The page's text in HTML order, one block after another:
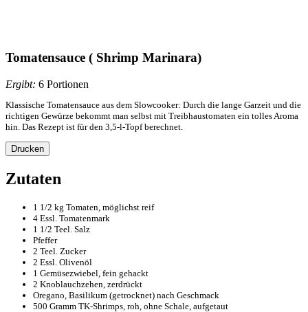
Tomatensauce ( Shrimp Marinara)
Ergibt: 6 Portionen
Klassische Tomatensauce aus dem Slowcooker: Durch die lange Garzeit und die
richtigen Gewürze bekommt man selbst mit Treibhaustomaten ein tolles Aroma
hin. Das Rezept ist für den 3,5-l-Topf berechnet.
Drucken
Zutaten
1 1/2 kg Tomaten, möglichst reif
4 Essl. Tomatenmark
1 1/2 Teel. Salz
Pfeffer
2 Teel. Zucker
2 Essl. Olivenöl
1 Gemüsezwiebel, fein gehackt
2 Knoblauchzehen, zerdrückt
Oregano, Basilikum (getrocknet) nach Geschmack
500 Gramm TK-Shrimps, roh, ohne Schale, aufgetaut